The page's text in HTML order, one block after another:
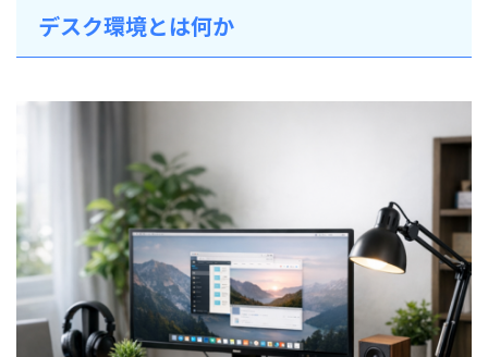
デスク環境とは何か